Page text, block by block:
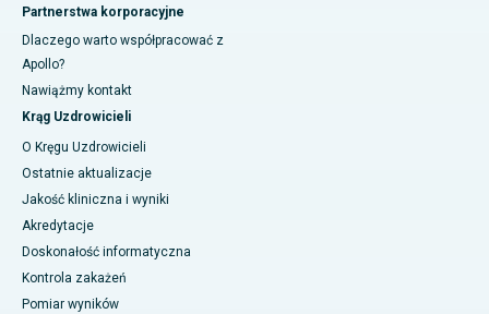
Partnerstwa korporacyjne
Dlaczego warto współpracować z
Apollo?
Nawiążmy kontakt
Krąg Uzdrowicieli
O Kręgu Uzdrowicieli
Ostatnie aktualizacje
Jakość kliniczna i wyniki
Akredytacje
Doskonałość informatyczna
Kontrola zakażeń
Pomiar wyników